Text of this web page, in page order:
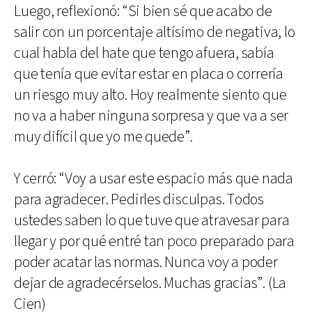
Luego, reflexionó: “Si bien sé que acabo de
salir con un porcentaje altísimo de negativa, lo
cual habla del hate que tengo afuera, sabía
que tenía que evitar estar en placa o correría
un riesgo muy alto. Hoy realmente siento que
no va a haber ninguna sorpresa y que va a ser
muy difícil que yo me quede”.
Y cerró: “Voy a usar este espacio más que nada
para agradecer. Pedirles disculpas. Todos
ustedes saben lo que tuve que atravesar para
llegar y por qué entré tan poco preparado para
poder acatar las normas. Nunca voy a poder
dejar de agradecérselos. Muchas gracias”. (La
Cien)